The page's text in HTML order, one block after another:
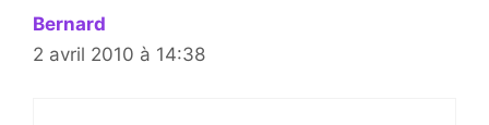
Bernard
2 avril 2010 à 14:38